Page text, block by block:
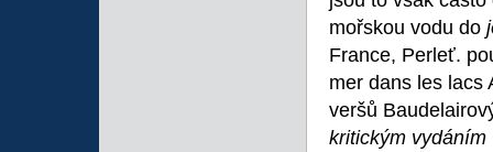
mořskou vodu do
France, Perleť.
mer dans les lacs
veršů
kritickým vydáním